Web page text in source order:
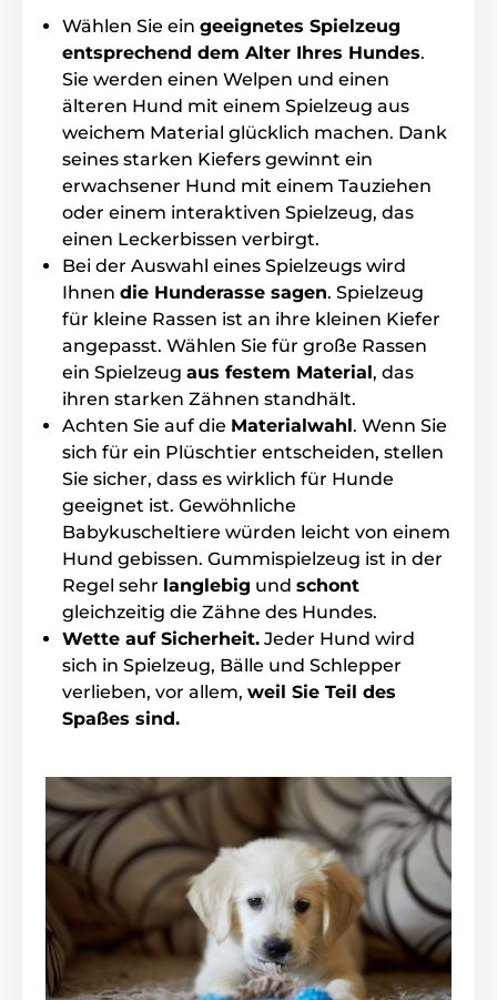
Wählen Sie ein geeignetes Spielzeug
entsprechend dem Alter Ihres Hundes.
Sie werden einen Welpen und einen
älteren Hund mit einem Spielzeug aus
weichem Material glücklich machen. Dank
seines starken Kiefers gewinnt ein
erwachsener Hund mit einem Tauziehen
oder einem interaktiven Spielzeug, das
einen Leckerbissen verbirgt.
Bei der Auswahl eines Spielzeugs wird
Ihnen die Hunderasse sagen. Spielzeug
für kleine Rassen ist an ihre kleinen Kiefer
angepasst. Wählen Sie für große Rassen
ein Spielzeug aus festem Material, das
ihren starken Zähnen standhält.
Achten Sie auf die Materialwahl. Wenn Sie
sich für ein Plüschtier entscheiden, stellen
Sie sicher, dass es wirklich für Hunde
geeignet ist. Gewöhnliche
Babykuscheltiere würden leicht von einem
Hund gebissen. Gummispielzeug ist in der
Regel sehr langlebig und schont
gleichzeitig die Zähne des Hundes.
Wette auf Sicherheit. Jeder Hund wird
sich in Spielzeug, Bälle und Schlepper
verlieben, vor allem, weil Sie Teil des
Spaßes sind.